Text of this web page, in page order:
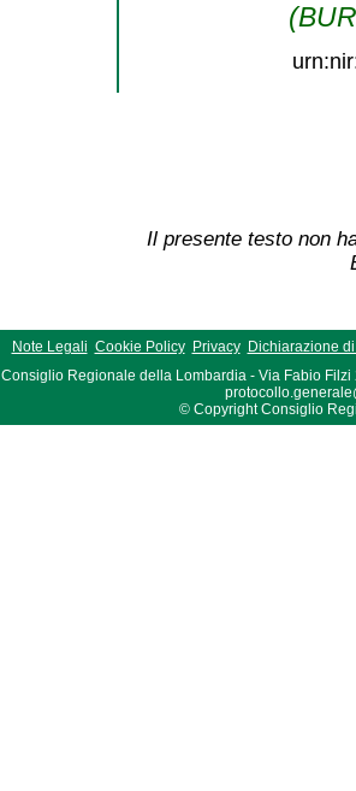
Il presente testo non
Note Legali Cookie Policy Privacy
Dichiarazione
Consiglio Regionale della Lombardia - Via Fabio Filzi
© Copyright Consiglio